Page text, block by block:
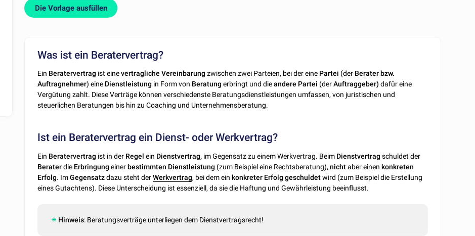
Die Vorlage ausfüllen
Was ist ein Beratervertrag?
Ein Beratervertrag ist einevertragliche Vereinbarung zwischen zwei Parteien, bei der eine Partei (der Berater bzw.
Auftragnehmer) eine Dienstleistung in Form von Beratung erbringt und dieandere Partei (derAuftraggeber) dafür eine
Vergütung zahlt. Diese Verträge können verschiedenste Beratungsdienstleistungen umfassen, von juristischen und
steuerlichen Beratungen bis hin zu Coaching und Unternehmensberatung.
Ist ein Beratervertrag ein Dienst- oder Werkvertrag?
Ein Beratervertrag ist in der Regel ein Dienstvertrag, im Gegensatz zu einem Werkvertrag. Beim Dienstvertrag schuldet der
Beraterdie Erbringung einer bestimmten Dienstleistung (zum Beispiel eine Rechtsberatung),nichtaber einen konkreten
Erfolg. ImGegensatzdazu steht derWerkvertrag, bei dem ein konkreter Erfolg geschuldetwird (zum Beispiel die Erstellung
eines Gutachtens). Diese Unterscheidung ist essenziell, da sie die Haftung und Gewährleistung beeinflusst.
Hinweis: Beratungsverträge unterliegen dem Dienstvertragsrecht!